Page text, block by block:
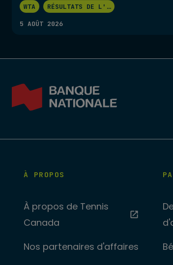
WTA RÉSULTATS DE L' ...
5 AOÛT 2026
À PROPOS
À propos de Tennis
Canada
Nos partenaires d'affaires